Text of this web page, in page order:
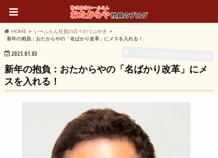
HOME
いーふらん社員の日々のつぶやき
新年の抱負：おたからやの「名ばかり改革」にメスを入れる！
2025.01.03
新年の抱負：おたからやの「名ばかり改革」にメ
スを入れる！